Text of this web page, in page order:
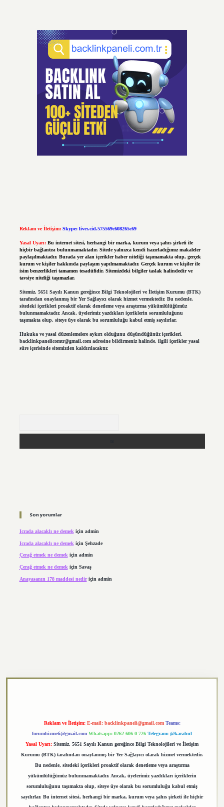
Reklam ve İletişim: Skype: live:.cid.575569c608265c69
Yasal Uyarı: Bu internet sitesi, herhangi bir marka, kurum veya şahıs şirketi ile
hiçbir bağlantısı bulunmamaktadır. Sitede yalnızca kendi hazırladığımız makaleler
paylaşılmaktadır. Burada yer alan içerikler haber niteliği taşımamakta olup, gerçek
kurum ve kişiler hakkında paylaşım yapılmamaktadır. Gerçek kurum ve kişiler ile
isim benzerlikleri tamamen tesadüfidir. Sitemizdeki bilgiler taslak halindedir ve
tavsiye niteliği taşımazlar.
Sitemiz, 5651 Sayılı Kanun gereğince Bilgi Teknolojileri ve İletişim Kurumu (BTK)
tarafından onaylanmış bir Yer Sağlayıcı olarak hizmet vermektedir. Bu nedenle,
sitedeki içerikleri proaktif olarak denetleme veya araştırma yükümlülüğümüz
bulunmamaktadır. Ancak, üyelerimiz yazdıkları içeriklerin sorumluluğunu
taşımakta olup, siteye üye olarak bu sorumluluğu kabul etmiş sayılırlar.
Hukuka ve yasal düzenlemelere aykırı olduğunu düşündüğünüz içerikleri,
backlinkpanelicomtr@gmail.comadresine bildirmeniz halinde, ilgili içerikler yasal
süre içerisinde sitemizden kaldırılacaktır.
Son yorumlar
Icrada alacaklı ne demek için admin
Icrada alacaklı ne demek için Şehzade
Çerağ etmek ne demekiçin admin
Çerağ etmek ne demek için Savaş
Anayasanın 178 maddesi nediriçin admin
Reklam ve İletişim: E-mail: backlinkpaneli@gmail.com Teams:
forumhizmeti@gmail.com Whatsapp: 0262 606 0 726 Telegram: @karabul
Yasal Uyarı: Sitemiz, 5651 Sayılı Kanun gereğince Bilgi Teknolojileri ve İletişim
Kurumu (BTK) tarafından onaylanmış bir Yer Sağlayıcı olarak hizmet vermektedir.
Bu nedenle, sitedeki içerikleri proaktif olarak denetleme veya araştırma
yükümlülüğümüz bulunmamaktadır. Ancak, üyelerimiz yazdıkları içeriklerin
sorumluluğunu taşımakta olup, siteye üye olarak bu sorumluluğu kabul etmiş
sayılırlar. Bu internet sitesi, herhangi bir marka, kurum veya şahıs şirketi ile hiçbir